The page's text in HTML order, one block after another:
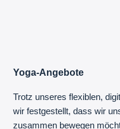
Yoga-Angebote
Trotz unseres flexiblen,
wir festgestellt, dass wir
zusammen bewegen